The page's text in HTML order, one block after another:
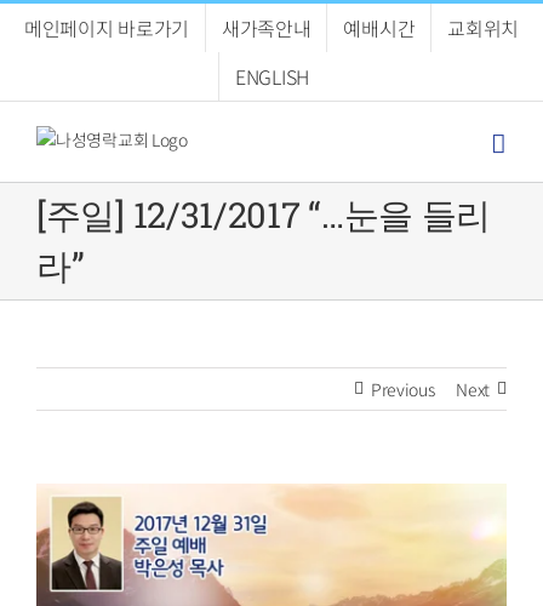
메인페이지 바로가기 새가족안내 예배시간
교회위치
ENGLISH
[주일] 12/31/2017 “…눈을 들리
라”
Previous Next